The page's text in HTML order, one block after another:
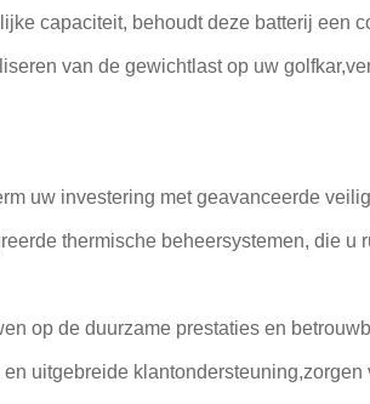
capaciteit, behoudt deze batterij een
van de gewichtlast op uw
uw investering met geavanceerde
thermische beheersystemen, die u
op de duurzame prestaties en
uitgebreide